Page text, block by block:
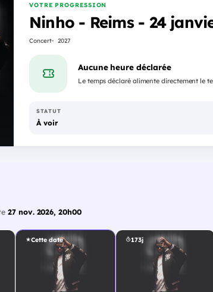
VOTRE PROGRESSION
Ninho - Reims - 24
Concert 2027
Aucune heure déclarée
Le temps déclaré alimente directement le
STATUT
À voir
27 nov. 2026, 20h00
Cette date 173j